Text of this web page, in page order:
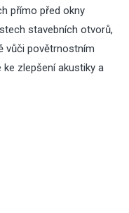
přímo před okny
stavebních otvorů,
vůči povětrnostním
zlepšení akustiky a